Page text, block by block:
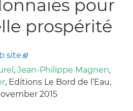
pour
prospérité
site
, Jean-Philippe Magnen,
, Editions Le Bord de l’Eau,
2015